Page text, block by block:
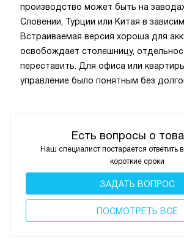
Есть вопросы о
Наш специалист постарается ответить
короткие сроки
ЗАДАТЬ ВОПРОС
ПОCМОТРЕТЬ ВСЕ
производство может быть на
Словении, Турции или Китая в
Встраиваемая версия хороша для
освобождает столешницу,
переставить. Для офиса или
управление было понятным без